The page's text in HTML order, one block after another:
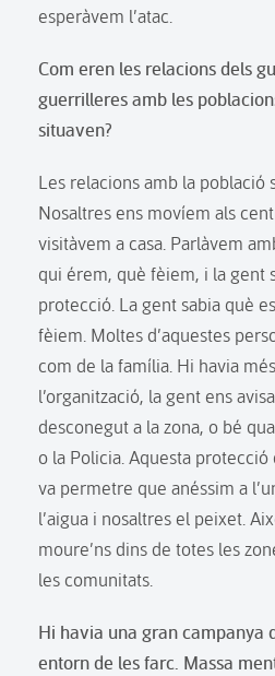
esperàvem l’atac.
Com eren les relacions dels
guerrilleres amb les
situaven?
Les relacions amb la població
Nosaltres ens movíem als
visitàvem a casa. Parlàvem
qui érem, què fèiem, i la gent
protecció. La gent sabia què
fèiem. Moltes d’aquestes
com de la família. Hi havia
l’organització, la gent ens
desconegut a la zona, o bé
o la Policia. Aquesta
va permetre que anéssim a
l’aigua i nosaltres el peixet.
moure’ns dins de totes les
les comunitats.
Hi havia una gran campanya
entorn de les farc. Massa